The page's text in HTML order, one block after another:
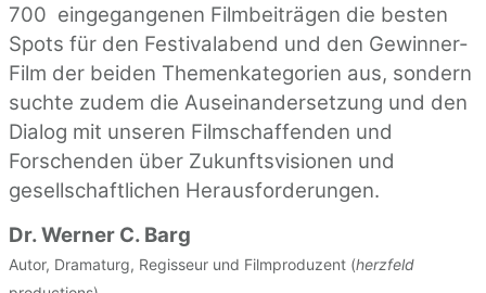
700 eingegangenen Filmbeiträgen die besten
Spots für den Festivalabend und den Gewinner-
Film der beiden Themenkategorien aus, sondern
suchte zudem die Auseinandersetzung und den
Dialog mit unseren Filmschaffenden und
Forschenden über Zukunftsvisionen und
gesellschaftlichen Herausforderungen.
Dr. Werner C. Barg
Autor, Dramaturg, Regisseur und Filmproduzent (herzfeld